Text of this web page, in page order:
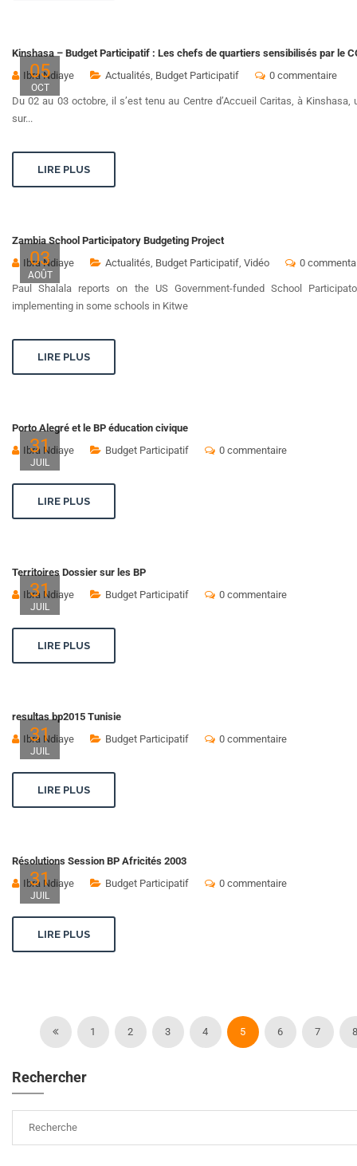
05
OCT
Kinshasa – Budget Participatif : Les chefs de quartiers sensibilisés par le
Ibra Ndiaye
Actualités, Budget Participatif 0 commentaire
Du 02 au 03 octobre, il s’est tenu au Centre d’Accueil Caritas, à
sur...
LIRE PLUS
03
AOÛT
Zambia School Participatory Budgeting Project
Ibra Ndiaye
Actualités, Budget Participatif, Vidéo 0
Paul Shalala reports on the US Government-funded School
implementing in some schools in Kitwe
LIRE PLUS
31
JUIL
Porto Alegré et le BP éducation civique
Ibra Ndiaye
Budget Participatif 0 commentaire
LIRE PLUS
31
JUIL
Territoires Dossier sur les BP
Ibra Ndiaye
Budget Participatif 0 commentaire
LIRE PLUS
31
JUIL
resultas bp2015 Tunisie
Ibra Ndiaye
Budget Participatif 0 commentaire
LIRE PLUS
31
JUIL
Résolutions Session BP Africités 2003
Ibra Ndiaye
Budget Participatif 0 commentaire
LIRE PLUS
1 2 3 4 5 6 7 8
Rechercher